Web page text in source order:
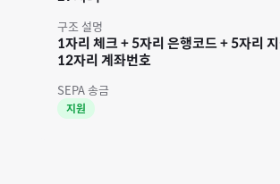
구조 설명
1자리 체크 + 5자리 은행코드 + 5자리
12자리 계좌번호
SEPA 송금
지원